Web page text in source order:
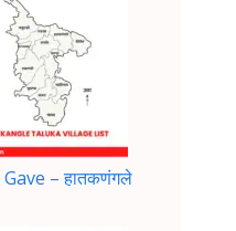
– हातकणंगले